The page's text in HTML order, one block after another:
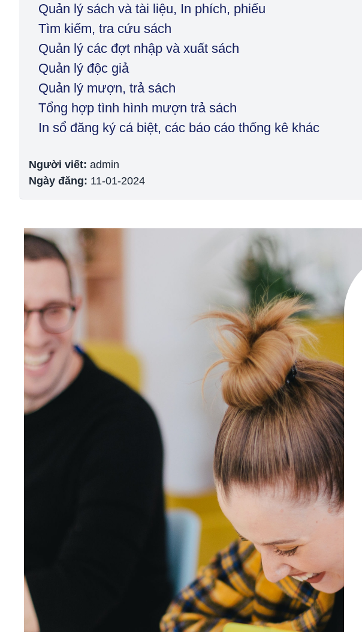
Quản lý sách và tài liệu, In phích, phiếu
Tìm kiếm, tra cứu sách
Quản lý các đợt nhập và xuất sách
Quản lý độc giả
Quản lý mượn, trả sách
Tổng hợp tình hình mượn trả sách
In sổ đăng ký cá biệt, các báo cáo thống kê khác
Người viết: admin
Ngày đăng: 11-01-2024